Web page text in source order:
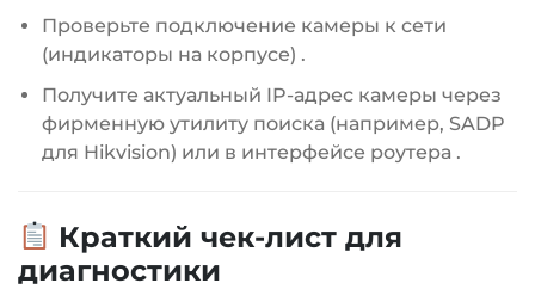
Проверьте подключение камеры к сети
(индикаторы на корпусе) .
Получите актуальный IP-адрес камеры через
фирменную утилиту поиска (например, SADP
для Hikvision) или в интерфейсе роутера .
Краткий чек-лист для
диагностики